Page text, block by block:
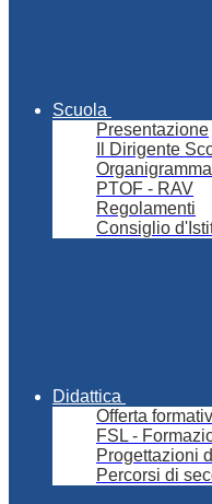
Scuola
Presentazione
Il Dirigente
Organigramma
PTOF - RAV
Regolamenti
Consiglio
Didattica
Offerta
FSL -
Progettazioni
Percorsi di